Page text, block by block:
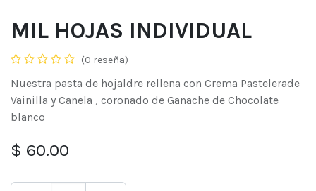
MIL HOJAS INDIVIDUAL
(0 reseña)
Nuestra pasta de hojaldre rellena con Crema Pastelerade
Vainilla y Canela , coronado de Ganache de Chocolate
blanco
$ 60.00